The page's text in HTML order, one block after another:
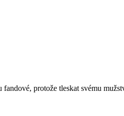
protože tleskat svému